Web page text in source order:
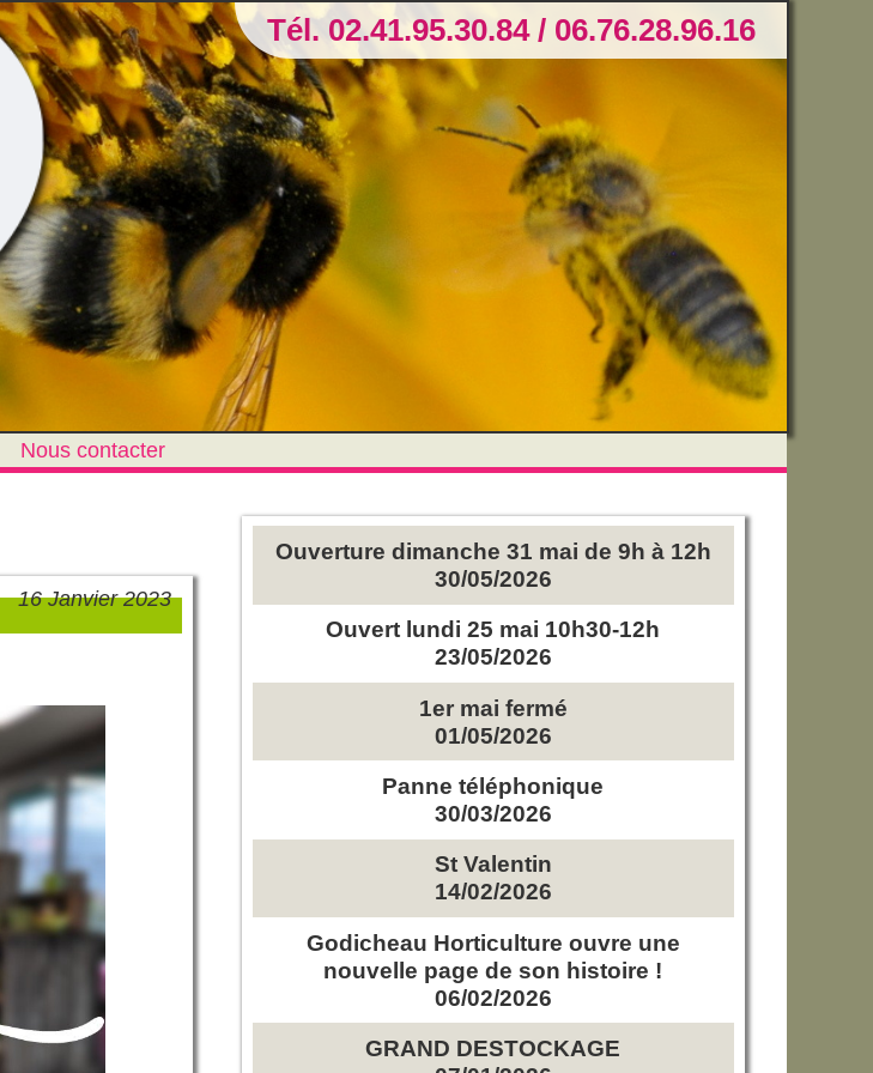
Tél. 02.41.95.30.84 / 06.76.28.96.16
Nous contacter
Ouverture dimanche 31 mai de 9h à 12h
30/05/2026
Ouvert lundi 25 mai 10h30-12h
23/05/2026
1er mai fermé
01/05/2026
Panne téléphonique
30/03/2026
St Valentin
14/02/2026
Godicheau Horticulture ouvre une
nouvelle page de son histoire !
06/02/2026
GRAND DESTOCKAGE
16 Janvier 2023